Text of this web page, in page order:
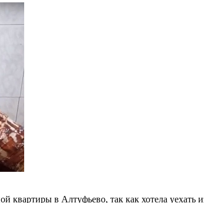
в Алтуфьево, так как хотела уехать